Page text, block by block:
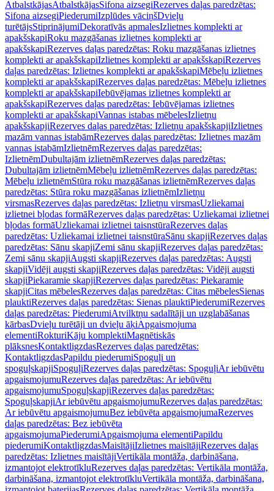
AtbalstkājasAtbalstkājasSifona aizsegiRezerves daļas paredzētas:
Sifona aizsegiPiederumiIzplūdes vāciņšDvieļu
turētājsStiprinājumiDekoratīvās apmalesIzlietnes komplekti ar
apakšskapiRoku mazgāšanas izlietnes komplekti ar
apakšskapiRezerves daļas paredzētas: Roku mazgāšanas izlietnes
komplekti ar apakšskapiIzlietnes komplekti ar apakšskapiRezerves
daļas paredzētas: Izlietnes komplekti ar apakšskapiMēbeļu izlietnes
komplekti ar apakšskapiRezerves daļas paredzētas: Mēbeļu izlietnes
komplekti ar apakšskapiIebūvējamas izlietnes komplekti ar
apakšskapiRezerves daļas paredzētas: Iebūvējamas izlietnes
komplekti ar apakšskapiVannas istabas mēbelesIzlietņu
apakšskapjiRezerves daļas paredzētas: Izlietņu apakšskapjiIzlietnes
mazām vannas istabāmRezerves daļas paredzētas: Izlietnes mazām
vannas istabāmIzlietnēmRezerves daļas paredzētas:
IzlietnēmDubultajām izlietnēmRezerves daļas paredzētas:
Dubultajām izlietnēmMēbeļu izlietnēmRezerves daļas paredzētas:
Mēbeļu izlietnēmStūra roku mazgāšanas izlietnēmRezerves daļas
paredzētas: Stūra roku mazgāšanas izlietnēmIzlietņu
virsmasRezerves daļas paredzētas: Izlietņu virsmasUzliekamai
izlietnei bļodas formāRezerves daļas paredzētas: Uzliekamai izlietnei
bļodas formāUzliekamai izlietnei taisnstūraRezerves daļas
paredzētas: Uzliekamai izlietnei taisnstūraSānu skapjiRezerves daļas
paredzētas: Sānu skapjiZemi sānu skapjiRezerves daļas paredzētas:
Zemi sānu skapjiAugsti skapjiRezerves daļas paredzētas: Augsti
skapjiVidēji augsti skapjiRezerves daļas paredzētas: Vidēji augsti
skapjiPiekaramie skapjiRezerves daļas paredzētas: Piekaramie
skapjiCitas mēbelesRezerves daļas paredzētas: Citas mēbelesSienas
plauktiRezerves daļas paredzētas: Sienas plauktiPiederumiRezerves
daļas paredzētas: PiederumiAtvilktņu sadalītāji un uzglabāšanas
kārbasDvieļu turētāji un dvieļu āķiApgaismojuma
elementiRokturiKāju komplektiMagnētiskās
plāksnesKontaktligzdasRezerves daļas paredzētas:
KontaktligzdasPapildu piederumiSpoguļi un
spoguļskapjiSpoguļiRezerves daļas paredzētas: SpoguļiAr iebūvētu
apgaismojumuRezerves daļas paredzētas: Ar iebūvētu
apgaismojumuSpoguļskapjiRezerves daļas paredzētas:
SpoguļskapjiAr iebūvētu apgaismojumuRezerves daļas paredzētas:
Ar iebūvētu apgaismojumuBez iebūvēta apgaismojumaRezerves
daļas paredzētas: Bez iebūvēta
apgaismojumaPiederumiApgaismojuma elementiPapildu
piederumiKontaktligzdasMaisītājiIzlietnes maisītājiRezerves daļas
paredzētas: Izlietnes maisītājiVertikāla montāža, darbināšana,
izmantojot elektrotīkluRezerves daļas paredzētas: Vertikāla montāža,
darbināšana, izmantojot elektrotīkluVertikāla montāža, darbināšana,